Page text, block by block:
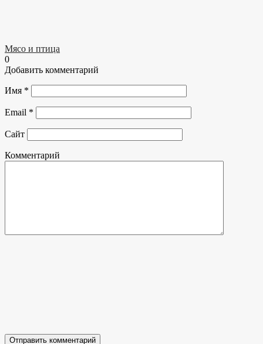
Мясо и птица
0
Добавить комментарий
Имя *
Email *
Сайт
Комментарий